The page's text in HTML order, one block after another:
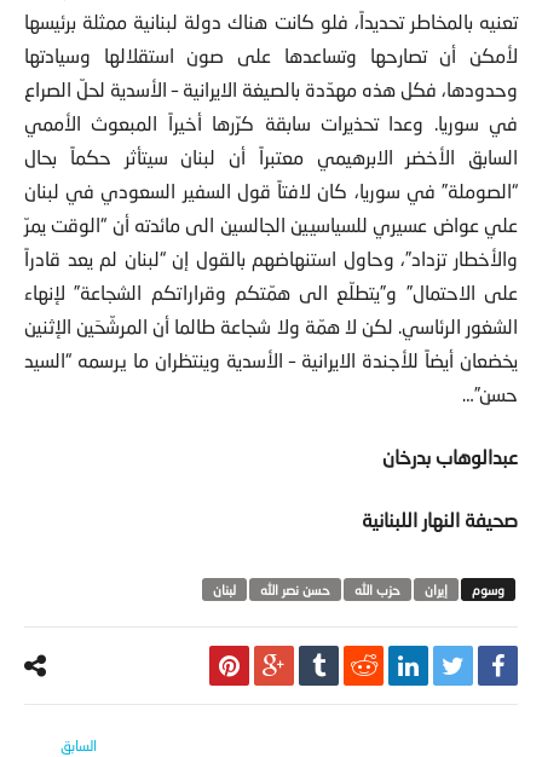
تعنيه بالمخاطر تحديداً، فلو كانت هناك دولة لبنانية ممثلة برئيسها
لأمكن أن تصارحها وتساعدها على صون استقلالها وسيادتها
وحدودها، فكل هذه مهدّدة بالصيغة الايرانية – الأسدية لحلّ الصراع
في سوريا. وعدا تحذيرات سابقة كرّرها أخيراً المبعوث الأممي
السابق الأخضر الابرهيمي معتبراً أن لبنان سيتأثر حكماً بحال
“الصوملة” في سوريا، كان لافتاً قول السفير السعودي في لبنان
علي عواض عسيري للسياسيين الجالسين الى مائدته أن “الوقت يمرّ
والأخطار تزداد”، وحاول استنهاضهم بالقول إن “لبنان لم يعد قادراً
على الاحتمال” و”يتطلّع الى همّتكم وقراراتكم الشجاعة” لإنهاء
الشغور الرئاسي. لكن لا همّة ولا شجاعة طالما أن المرشّحَين الإثنين
يخضعان أيضاً للأجندة الايرانية – الأسدية وينتظران ما يرسمه “السيد
حسن”…
عبدالوهاب بدرخان
صحيفة النهار اللبنانية
‫‏إيران حزب الله حسن نصر الله لبنان